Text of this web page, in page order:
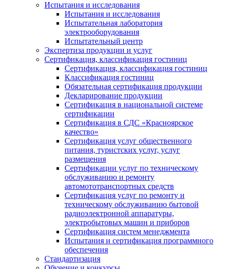
Испытания и исследования
Испытания и исследования
Испытательная лаборатория
электрооборудования
Испытательный центр
Экспертиза продукции и услуг
Сертификация, классификация гостиниц
Сертификация, классификация гостиниц
Классификация гостиниц
Обязательная сертификация продукции
Декларирование продукции
Сертификация в национальной системе
сертификации
Сертификация в СДС «Красноярское
качество»
Сертификация услуг общественного
питания, туристских услуг, услуг
размещения
Сертификации услуг по техническому
обслуживанию и ремонту
автомототранспортных средств
Сертификация услуг по ремонту и
техническому обслуживанию бытовой
радиоэлектронной аппаратуры,
электробытовых машин и приборов
Сертификация систем менеджмента
Испытания и сертификация программного
обеспечения
Стандартизация